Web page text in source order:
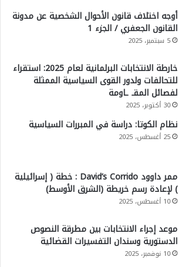
أوجه اختلاف قانون الأحوال الشخصية عن مدونة
القانون الجعفري / الجزء 1
5 سبتمبر، 2025
خارطة الانتخابات البرلمانية لعام 2025: استقراء
للتحالفات ولدور القوى السياسية الممثلة
لفصائل المقـ ـاومة
30 أكتوبر، 2025
نظام الكوتا: دراسة في المبررات السياسية
25 أغسطس، 2025
ممر داوود David’s Corrido : خطة ( إسرائيلية
) لإعادة رسم خريطة (الشرق الأوسط)
10 أغسطس، 2025
موعد إجراء الانتخابات بين مطرقة النصوص
الدستورية وسندان التفسيرات القضائية
10 نوفمبر، 2025